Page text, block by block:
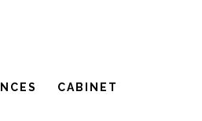
CABINET